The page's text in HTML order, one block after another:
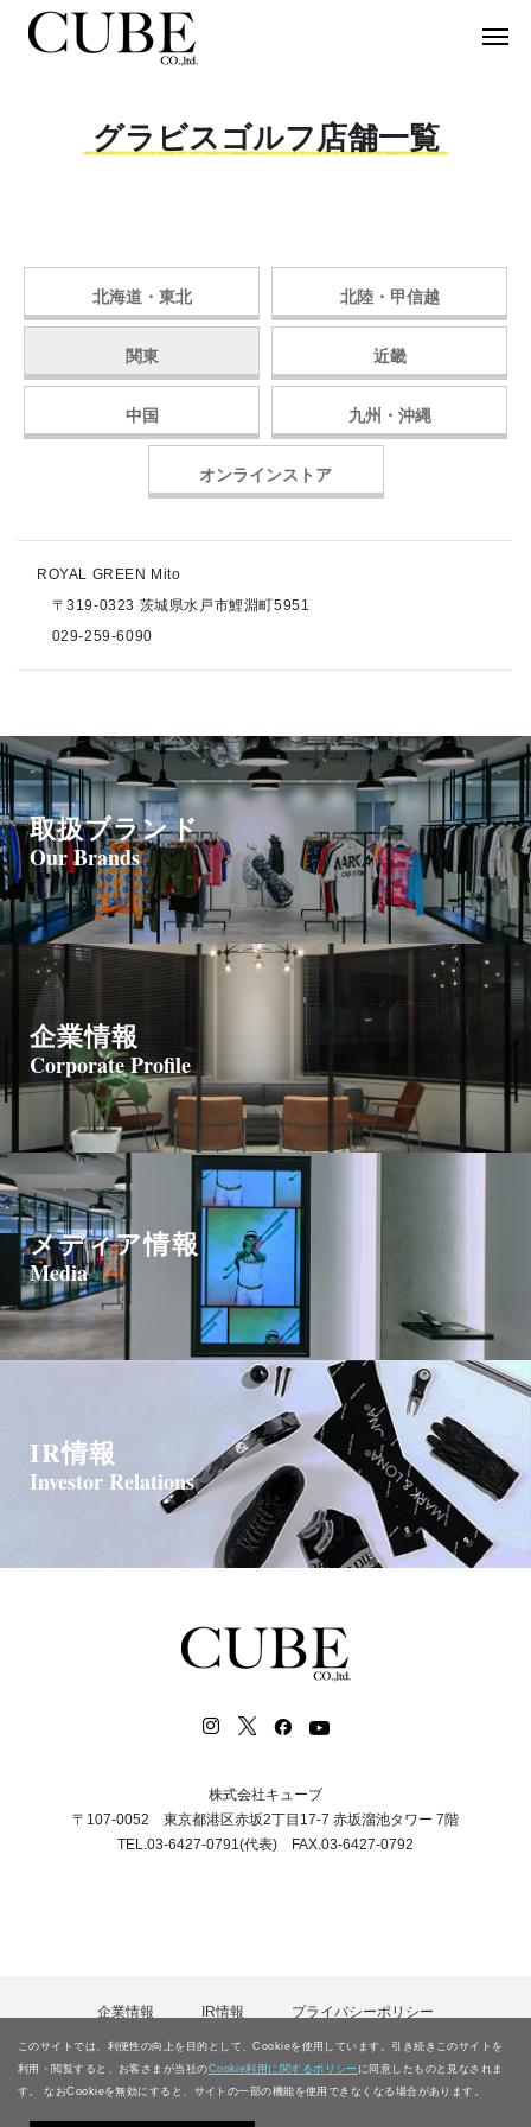
グラビスゴルフ店舗一覧
北海道・東北 北陸・甲信越
関東 近畿
中国 九州・沖縄
オンラインストア
ROYAL GREEN Mito
〒319-0323 茨城県水戸市鯉淵町5951
029-259-6090
このサイトでは、利便性の向上を目的として、Cookieを使用しています。引き続きこのサイトを
利用・閲覧すると、お客さまが当社のCookie利用に関するポリシー に同意したものと見なされま
す。 なおCookieを無効にすると、サイトの一部の機能を使用できなくなる場合があります。
取扱ブランド
Our Brands
企業情報
Corporate Profile
メディア情報
Media
IR情報
Investor Relations
株式会社キューブ
〒107-0052 東京都港区赤坂2丁目17-7 赤坂溜池タワー 7階
TEL.03-6427-0791(代表) FAX.03-6427-0792
企業情報 IR情報
プライバシーポリシー
カスタマーハラスメント等に対する基本方針
電子公告
お問合わせ サイトマップ